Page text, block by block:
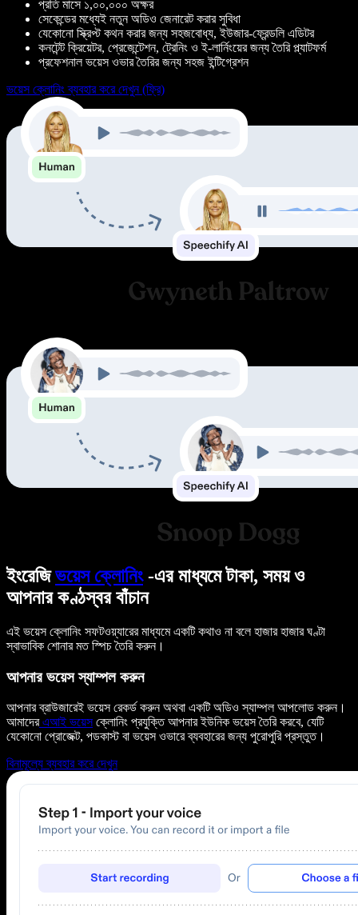
প্রতি মাসে ১,০০,০০০ অক্ষর
সেকেন্ডের মধ্যেই নতুন অডিও জেনারেট করার সুবিধা
যেকোনো স্ক্রিপ্ট কথন করার জন্য সহজবোধ্য, ইউজার-ফ্রেন্ডলি এডিটর
কনটেন্ট ক্রিয়েটর, প্রেজেন্টেশন, ট্রেনিং ও ই-লার্নিংয়ের জন্য তৈরি প্ল্যাটফর্ম
প্রফেশনাল ভয়েস ওভার তৈরির জন্য সহজ ইন্টিগ্রেশন
ভয়েস ক্লোনিং ব্যবহার করে দেখুন (ফ্রি)
ইংরেজিভয়েস ক্লোনিং-এর মাধ্যমে টাকা, সময় ও
আপনার কণ্ঠস্বর বাঁচান
এই ভয়েস ক্লোনিং সফটওয়্যারের মাধ্যমে একটি কথাও না বলে হাজার হাজার ঘণ্টা
স্বাভাবিক শোনার মত স্পিচ তৈরি করুন।
আপনার ভয়েস স্যাম্পল করুন
আপনার ব্রাউজারেই ভয়েস রেকর্ড করুন অথবা একটি অডিও স্যাম্পল আপলোড করুন।
আমাদেরএআই ভয়েসক্লোনিং প্রযুক্তি আপনার ইউনিক ভয়েস তৈরি করবে, যেটি
যেকোনো প্রোজেক্ট, পডকাস্ট বা ভয়েস ওভারে ব্যবহারের জন্য পুরোপুরি প্রস্তুত।
বিনামূল্যে ব্যবহার করে দেখুন